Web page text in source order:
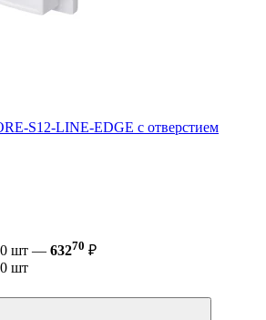
S12-LINE-EDGE с отверстием
шт — 63270 ₽
шт